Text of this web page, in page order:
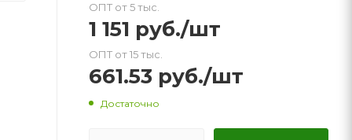
ОПТ от 5 тыс.
1 151 руб./шт
ОПТ от 15 тыс.
661.53 руб./шт
Достаточно